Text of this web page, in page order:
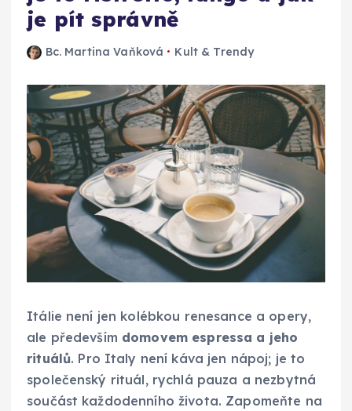
je pít správně
Bc. Martina Vaňková Kult & Trendy
Itálie není jen kolébkou renesance a opery,
ale především domovem espressa a jeho
rituálů. Pro Italy není káva jen nápoj; je to
společenský rituál, rychlá pauza a nezbytná
součást každodenního života. Zapomeňte na